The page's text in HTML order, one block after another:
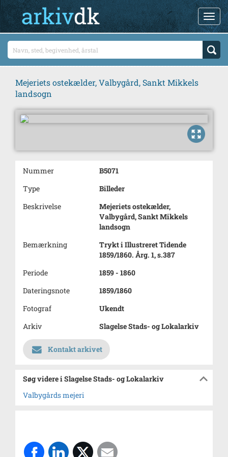
Mejeriets ostekælder, Valbygård, Sankt Mikkels
landsogn
Nummer
B5071
Type
Billeder
Beskrivelse
Mejeriets ostekælder,
Valbygård, Sankt Mikkels
landsogn
Bemærkning
Trykt i Illustreret Tidende
1859/1860. Årg. 1, s.387
Periode
1859 - 1860
Dateringsnote
1859/1860
Fotograf
Ukendt
Arkiv
Slagelse Stads- og Lokalarkiv
Kontakt arkivet
Søg videre i Slagelse Stads- og Lokalarkiv
Valbygårds mejeri